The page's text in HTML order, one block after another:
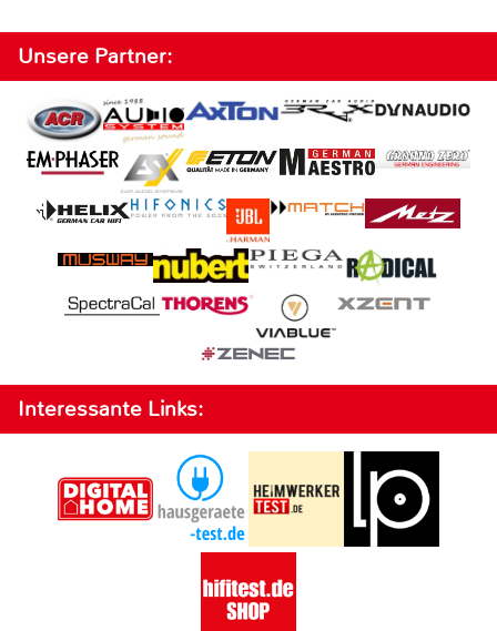
Unsere Partner:
Interessante Links: